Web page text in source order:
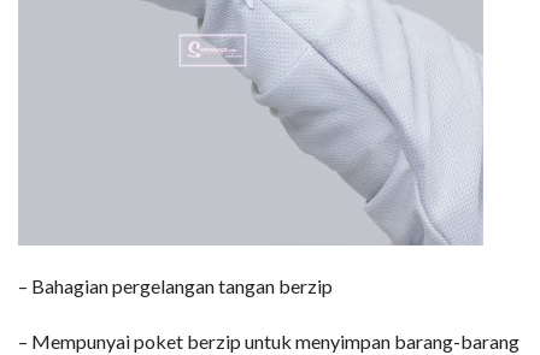
– Bahagian pergelangan tangan berzip
– Mempunyai poket berzip untuk menyimpan barang-barang